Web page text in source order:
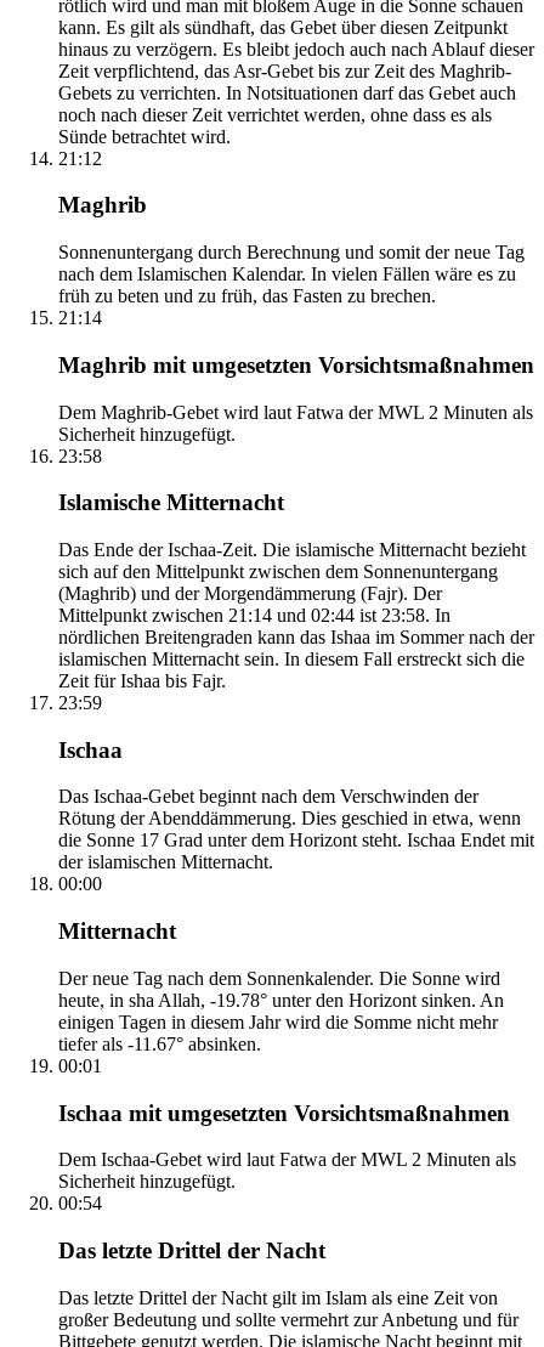
rötlich wird und man mit bloßem Auge in die Sonne schauen
kann. Es gilt als sündhaft, das Gebet über diesen Zeitpunkt
hinaus zu verzögern. Es bleibt jedoch auch nach Ablauf dieser
Zeit verpflichtend, das Asr-Gebet bis zur Zeit des Maghrib-
Gebets zu verrichten. In Notsituationen darf das Gebet auch
noch nach dieser Zeit verrichtet werden, ohne dass es als
Sünde betrachtet wird.
21:12
Maghrib
Sonnenuntergang durch Berechnung und somit der neue Tag
nach dem Islamischen Kalendar. In vielen Fällen wäre es zu
früh zu beten und zu früh, das Fasten zu brechen.
21:14
Maghrib mit umgesetzten Vorsichtsmaßnahmen
Dem Maghrib-Gebet wird laut Fatwa der MWL 2 Minuten als
Sicherheit hinzugefügt.
23:58
Islamische Mitternacht
Das Ende der Ischaa-Zeit. Die islamische Mitternacht bezieht
sich auf den Mittelpunkt zwischen dem Sonnenuntergang
(Maghrib) und der Morgendämmerung (Fajr). Der
Mittelpunkt zwischen 21:14 und 02:44 ist 23:58. In
nördlichen Breitengraden kann das Ishaa im Sommer nach der
islamischen Mitternacht sein. In diesem Fall erstreckt sich die
Zeit für Ishaa bis Fajr.
23:59
Ischaa
Das Ischaa-Gebet beginnt nach dem Verschwinden der
Rötung der Abenddämmerung. Dies geschied in etwa, wenn
die Sonne 17 Grad unter dem Horizont steht. Ischaa Endet mit
der islamischen Mitternacht.
00:00
Mitternacht
Der neue Tag nach dem Sonnenkalender. Die Sonne wird
heute, in sha Allah, -19.78° unter den Horizont sinken. An
einigen Tagen in diesem Jahr wird die Somme nicht mehr
tiefer als -11.67° absinken.
00:01
Ischaa mit umgesetzten Vorsichtsmaßnahmen
Dem Ischaa-Gebet wird laut Fatwa der MWL 2 Minuten als
Sicherheit hinzugefügt.
00:54
Das letzte Drittel der Nacht
Das letzte Drittel der Nacht gilt im Islam als eine Zeit von
großer Bedeutung und sollte vermehrt zur Anbetung und für
Bittgebete genutzt werden. Die islamische Nacht beginnt mit